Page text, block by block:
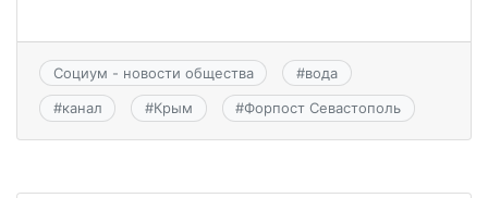
Социум - новости общества #вода
#канал #Крым #Форпост Севастополь